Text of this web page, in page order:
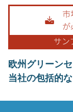
欧州グリーン
当社の包括的